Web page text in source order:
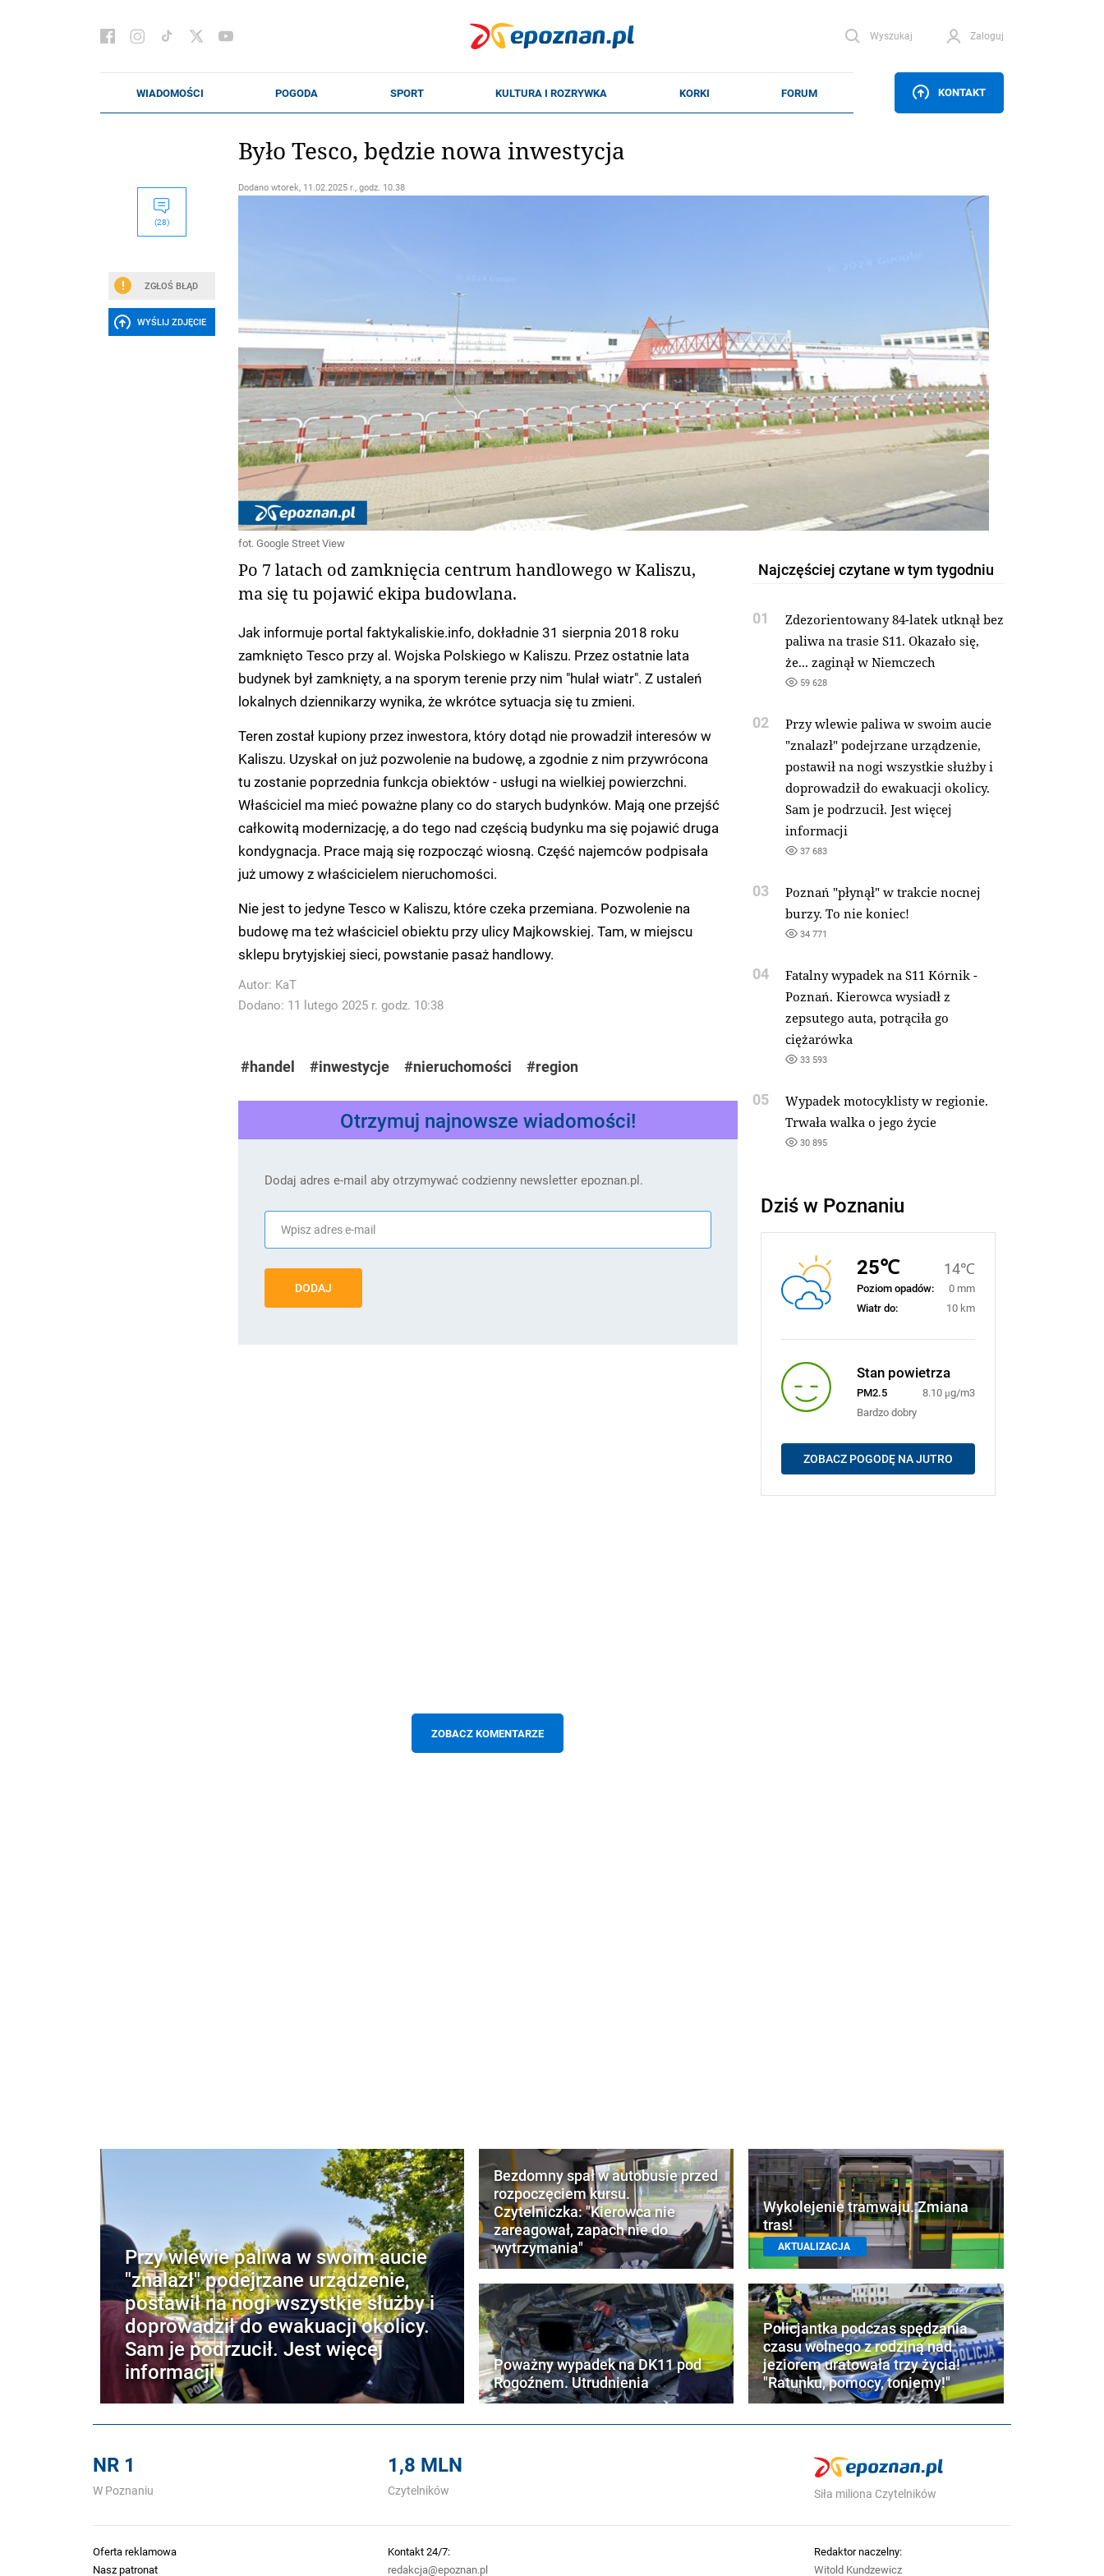
Wyszukaj Zaloguj
KONTAKT
(28)
ZGŁOŚ BŁĄD
WYŚLIJ ZDJĘCIE
Było Tesco, będzie nowa inwestycja
Dodano wtorek, 11.02.2025 r., godz. 10.38
fot. Google Street View
Po 7 latach od zamknięcia centrum handlowego w Kaliszu,
ma się tu pojawić ekipa budowlana.
Jak informuje portal faktykaliskie.info, dokładnie 31 sierpnia 2018 roku
zamknięto Tesco przy al. Wojska Polskiego w Kaliszu. Przez ostatnie lata
budynek był zamknięty, a na sporym terenie przy nim "hulał wiatr". Z ustaleń
lokalnych dziennikarzy wynika, że wkrótce sytuacja się tu zmieni.
Teren został kupiony przez inwestora, który dotąd nie prowadził interesów w
Kaliszu. Uzyskał on już pozwolenie na budowę, a zgodnie z nim przywrócona
tu zostanie poprzednia funkcja obiektów - usługi na wielkiej powierzchni.
Właściciel ma mieć poważne plany co do starych budynków. Mają one przejść
całkowitą modernizację, a do tego nad częścią budynku ma się pojawić druga
kondygnacja. Prace mają się rozpocząć wiosną. Część najemców podpisała
już umowy z właścicielem nieruchomości.
Nie jest to jedyne Tesco w Kaliszu, które czeka przemiana. Pozwolenie na
budowę ma też właściciel obiektu przy ulicy Majkowskiej. Tam, w miejscu
sklepu brytyjskiej sieci, powstanie pasaż handlowy.
Autor: KaT
Dodano: 11 lutego 2025 r. godz. 10:38
#handel #inwestycje #nieruchomości #region
Otrzymuj najnowsze wiadomości!
Dodaj adres e-mail aby otrzymywać codzienny newsletter epoznan.pl.
DODAJ
ZOBACZ KOMENTARZE
Najczęściej czytane w tym tygodniu
01
Zdezorientowany 84-latek utknął bez
paliwa na trasie S11. Okazało się,
że... zaginął w Niemczech
59 628
02
Przy wlewie paliwa w swoim aucie
"znalazł" podejrzane urządzenie,
postawił na nogi wszystkie służby i
doprowadził do ewakuacji okolicy.
Sam je podrzucił. Jest więcej
informacji
37 683
03
Poznań "płynął" w trakcie nocnej
burzy. To nie koniec!
34 771
04
Fatalny wypadek na S11 Kórnik -
Poznań. Kierowca wysiadł z
zepsutego auta, potrąciła go
ciężarówka
33 593
05
Wypadek motocyklisty w regionie.
Trwała walka o jego życie
30 895
Dziś w Poznaniu
25℃ 14℃
Poziom opadów:
0 mm
Wiatr do:
10 km
Stan powietrza
PM2.5
8.10 μg/m3
Bardzo dobry
ZOBACZ POGODĘ NA JUTRO
Przy wlewie paliwa w swoim aucie
"znalazł" podejrzane urządzenie,
postawił na nogi wszystkie służby i
doprowadził do ewakuacji okolicy.
Sam je podrzucił. Jest więcej
informacji
Bezdomny spał w autobusie przed
rozpoczęciem kursu.
Czytelniczka: "Kierowca nie
zareagował, zapach nie do
wytrzymania"
Poważny wypadek na DK11 pod
Rogoźnem. Utrudnienia
Wykolejenie tramwaju. Zmiana
tras!
AKTUALIZACJA
Policjantka podczas spędzania
czasu wolnego z rodziną nad
jeziorem uratowała trzy życia!
"Ratunku, pomocy, toniemy!"
NR 1
W Poznaniu
1,8 MLN
Czytelników Siła miliona Czytelników
Oferta reklamowa
Nasz patronat
Kontakt 24/7:
redakcja@epoznan.pl
Redaktor naczelny:
Witold Kundzewicz